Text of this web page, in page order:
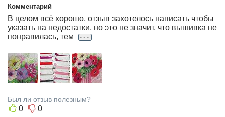
Т
Ь
Я
А
Ч
Е
Р
Н
Комментарий
В целом всё хорошо, отзыв захотелось написать чтобы
указать на недостатки, но это не значит, что вышивка не
понравилась, тем
...
Был ли отзыв полезным?
0 0